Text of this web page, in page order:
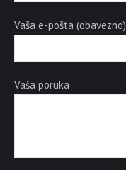
Vaša e-pošta (obavezno)
Vaša poruka